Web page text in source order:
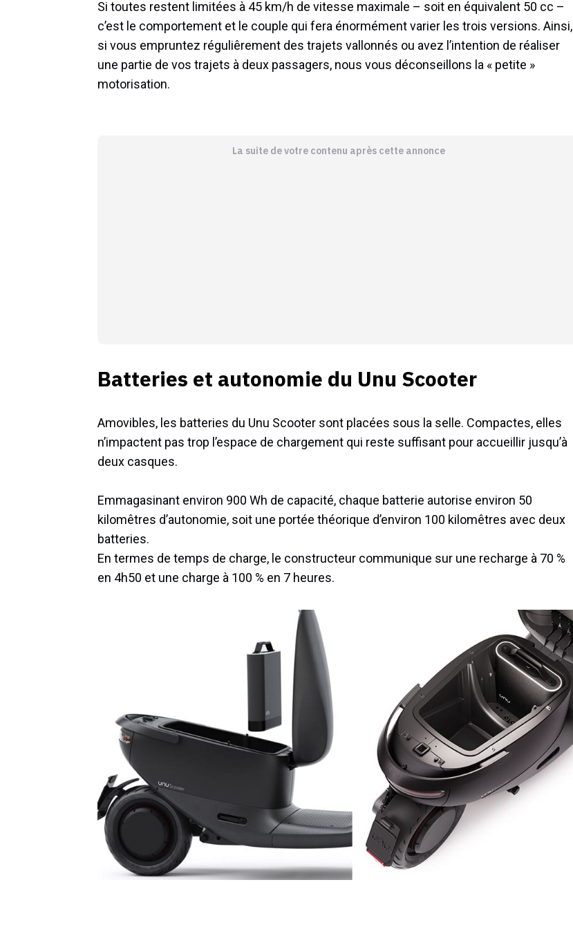
Si toutes restent limitées à 45 km/h de vitesse maximale – soit en équivalent 50 cc –
c’est le comportement et le couple qui fera énormément varier les trois versions. Ainsi,
si vous empruntez réguliêrement des trajets vallonnés ou avez l’intention de réaliser
une partie de vos trajets à deux passagers, nous vous déconseillons la « petite »
motorisation.
La suite de votre contenu après cette annonce
Batteries et autonomie du Unu Scooter
Amovibles, les batteries du Unu Scooter sont placées sous la selle. Compactes, elles
n’impactent pas trop l’espace de chargement qui reste suffisant pour accueillir jusqu’à
deux casques.
Emmagasinant environ 900 Wh de capacité, chaque batterie autorise environ 50
kilomêtres d’autonomie, soit une portée théorique d’environ 100 kilomêtres avec deux
batteries.
En termes de temps de charge, le constructeur communique sur une recharge à 70 %
en 4h50 et une charge à 100 % en 7 heures.